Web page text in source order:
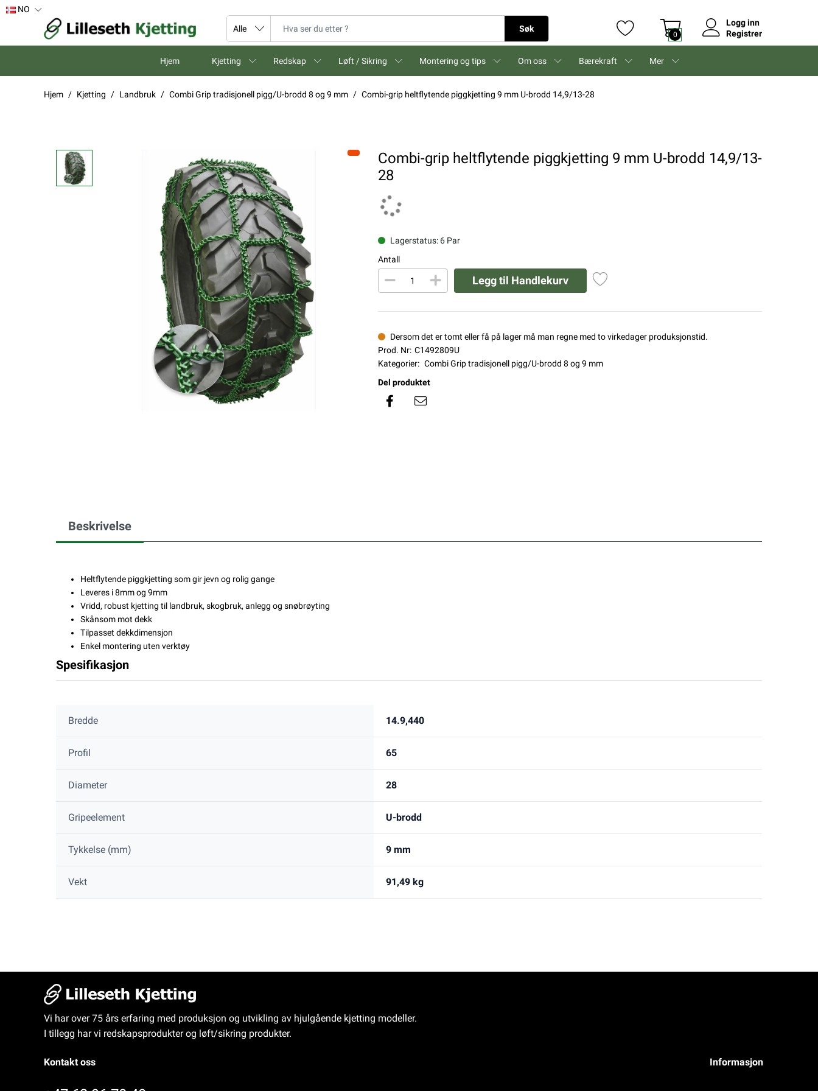
NO
Søk
0
Logg inn
Registrer
Hjem Kjetting Redskap Løft / Sikring Montering og tips Om oss Bærekraft Mer
Hjem Kjetting Landbruk Combi Grip tradisjonell pigg/U-brodd 8 og 9 mm Combi-grip heltflytende piggkjetting 9 mm U-brodd 14,9/13-28
Combi-grip heltflytende piggkjetting 9 mm U-brodd 14,9/13-
28
Lagerstatus: 6 Par
Antall
Legg til Handlekurv
Dersom det er tomt eller få på lager må man regne med to virkedager produksjonstid.
Prod. Nr: C1492809U
Kategorier: Combi Grip tradisjonell pigg/U-brodd 8 og 9 mm
Del produktet
Beskrivelse
Heltflytende piggkjetting som gir jevn og rolig gange
Leveres i 8mm og 9mm
Vridd, robust kjetting til landbruk, skogbruk, anlegg og snøbrøyting
Skånsom mot dekk
Tilpasset dekkdimensjon
Enkel montering uten verktøy
Spesifikasjon
Bredde 14.9,440
Profil 65
Diameter 28
Gripeelement U-brodd
Tykkelse (mm) 9 mm
Vekt 91,49 kg
Vi har over 75 års erfaring med produksjon og utvikling av hjulgående kjetting modeller.
I tillegg har vi redskapsprodukter og løft/sikring produkter.
Kontakt oss Informasjon